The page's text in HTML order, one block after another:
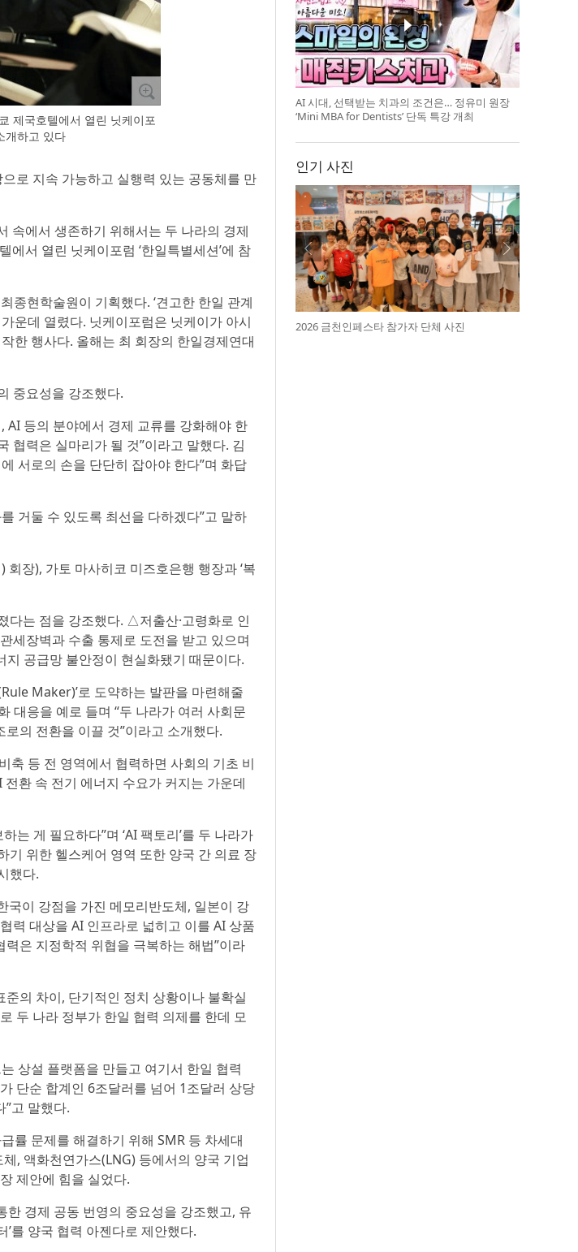
제국호텔에서 열린 닛케이포
개하고 있다
로 지속 가능하고 실행력 있는 공동체를 만
속에서 생존하기 위해서는 두 나라의 경제
서 열린 닛케이포럼 ‘한일특별세션’에 참
종현학술원이 기획했다. ‘견고한 한일 관계
운데 열렸다. 닛케이포럼은 닛케이가 아시
한 행사다. 올해는 최 회장의 한일경제연대
중요성을 강조했다.
AI 등의 분야에서 경제 교류를 강화해야 한
협력은 실마리가 될 것”이라고 말했다. 김
서로의 손을 단단히 잡아야 한다”며 화답
거둘 수 있도록 최선을 다하겠다”고 말하
장), 가토 마사히코 미즈호은행 행장과 ‘복
다는 점을 강조했다. △저출산·고령화로 인
세장벽과 수출 통제로 도전을 받고 있으며
공급망 불안정이 현실화됐기 때문이다.
Maker)’로 도약하는 발판을 마련해줄
응을 예로 들며 “두 나라가 여러 사회문
의 전환을 이끌 것”이라고 소개했다.
축 등 전 영역에서 협력하면 사회의 기초 비
전환 속 전기 에너지 수요가 커지는 가운데
는 게 필요하다”며 ‘AI 팩토리’를 두 나라가
기 위한 헬스케어 영역 또한 양국 간 의료 장
했다.
국이 강점을 가진 메모리반도체, 일본이 강
력 대상을 AI 인프라로 넓히고 이를 AI 상품
은 지정학적 위협을 극복하는 해법”이라
의 차이, 단기적인 정치 상황이나 불확실
두 나라 정부가 한일 협력 의제를 한데 모
상설 플랫폼을 만들고 여기서 한일 협력
단순 합계인 6조달러를 넘어 1조달러 상당
고 말했다.
률 문제를 해결하기 위해 SMR 등 차세대
, 액화천연가스(LNG) 등에서의 양국 기업
제안에 힘을 실었다.
경제 공동 번영의 중요성을 강조했고, 유
를 양국 협력 아젠다로 제안했다.
AI 시대, 선택받는 치과의 조건은… 정유미 원장
‘Mini MBA for Dentists’ 단독 특강 개최
인기 사진
2026 금천인페스타 참가자 단체 사진